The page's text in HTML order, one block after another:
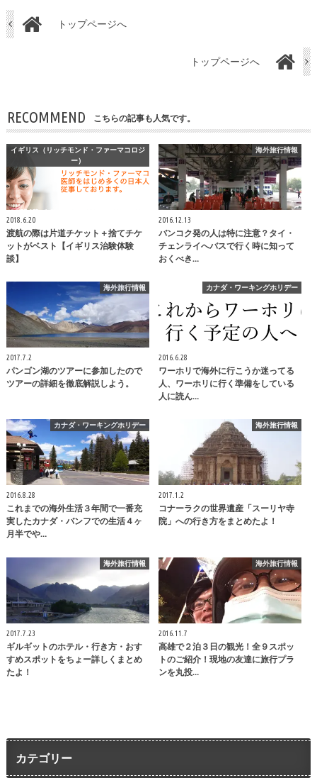
トップページへ
トップページへ
RECOMMEND こちらの記事も人気です。
イギリス（リッチモンド・ファーマコロジ
ー）
2018.6.20
渡航の際は片道チケット＋捨てチケ
ットがベスト【イギリス治験体験
談】
海外旅行情報
2016.12.13
バンコク発の人は特に注意？タイ・
チェンライへバスで行く時に知って
おくべき…
海外旅行情報
2017.7.2
パンゴン湖のツアーに参加したので
ツアーの詳細を徹底解説しよう。
カナダ・ワーキングホリデー
2016.6.28
ワーホリで海外に行こうか迷ってる
人、ワーホリに行く準備をしている
人に読ん…
カナダ・ワーキングホリデー
2016.8.28
これまでの海外生活３年間で一番充
実したカナダ・バンフでの生活４ヶ
月半でや…
海外旅行情報
2017.1.2
コナーラクの世界遺産「スーリヤ寺
院」への行き方をまとめたよ！
海外旅行情報
2017.7.23
ギルギットのホテル・行き方・おす
すめスポットをちょー詳しくまとめ
たよ！
海外旅行情報
2016.11.7
高雄で２泊３日の観光！全９スポッ
トのご紹介！現地の友達に旅行プラ
ンを丸投…
カテゴリー